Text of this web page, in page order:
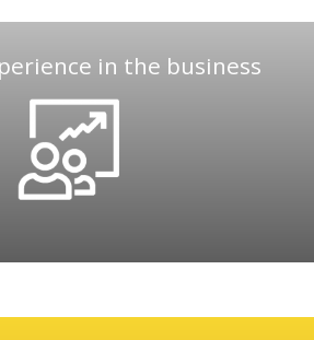
in the business